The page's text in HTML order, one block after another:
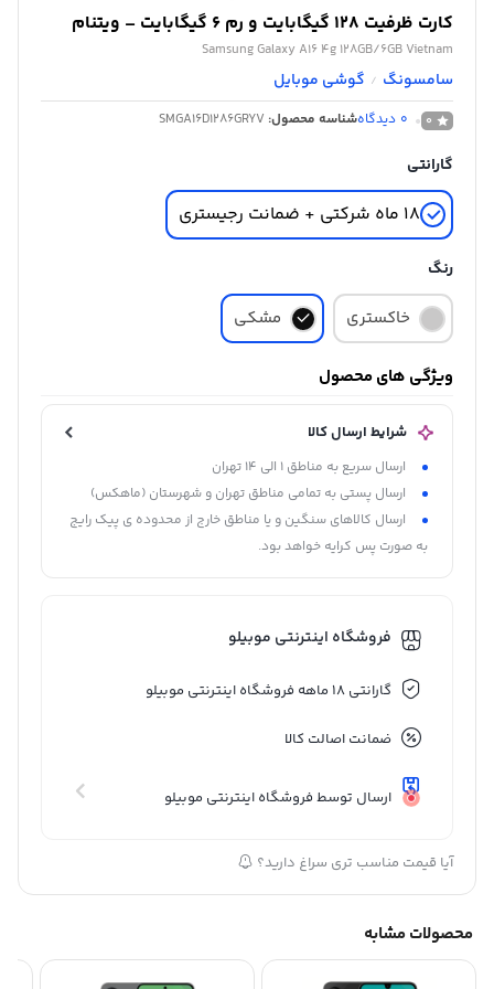
کارت ظرفیت 128 گیگابایت و رم 6 گیگابایت – ویتنام
Samsung Galaxy A16 4g 128GB/6GB Vietnam
سامسونگ / گوشی موبایل
0
0 دیدگاهشناسه محصول: SMGA16D1286GRYV
گارانتی
18 ماه شرکتی + ضمانت رجیستری
رنگ
خاکستری مشکی
ویژگی های محصول
شرایط ارسال کالا
ارسال سریع به مناطق 1 الی 14 تهران
ارسال پستی به تمامی مناطق تهران و شهرستان (ماهکس)
ارسال کالاهای سنگین و یا مناطق خارج از محدوده ی پیک رایج
به صورت پس کرایه خواهد بود.
فروشگاه اینترنتی موبیلو
گارانتی 18 ماهه فروشگاه اینترنتی موبیلو
ضمانت اصالت کالا
ارسال توسط فروشگاه اینترنتی موبیلو
آیا قیمت مناسب تری سراغ دارید؟
محصولات مشابه